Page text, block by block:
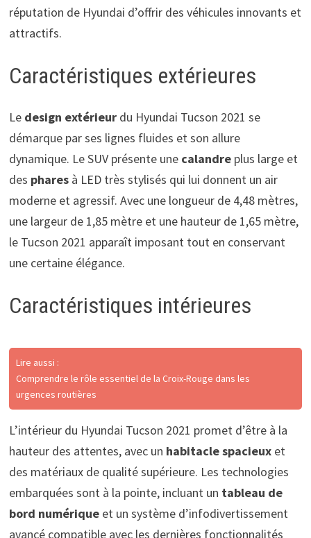
réputation de Hyundai d’offrir des véhicules innovants et
attractifs.
Caractéristiques extérieures
Le design extérieurdu Hyundai Tucson 2021 se
démarque par ses lignes fluides et son allure
dynamique. Le SUV présente une calandreplus large et
des pharesà LED très stylisés qui lui donnent un air
moderne et agressif. Avec une longueur de 4,48 mètres,
une largeur de 1,85 mètre et une hauteur de 1,65 mètre,
le Tucson 2021 apparaît imposant tout en conservant
une certaine élégance.
Caractéristiques intérieures
Lire aussi :
Comprendre le rôle essentiel de la Croix-Rouge dans les
urgences routières
L’intérieur du Hyundai Tucson 2021 promet d’être à la
hauteur des attentes, avec un habitacle spacieuxet
des matériaux de qualité supérieure. Les technologies
embarquées sont à la pointe, incluant un tableau de
bord numériqueet un système d’infodivertissement
avancé compatible avec les dernières fonctionnalités